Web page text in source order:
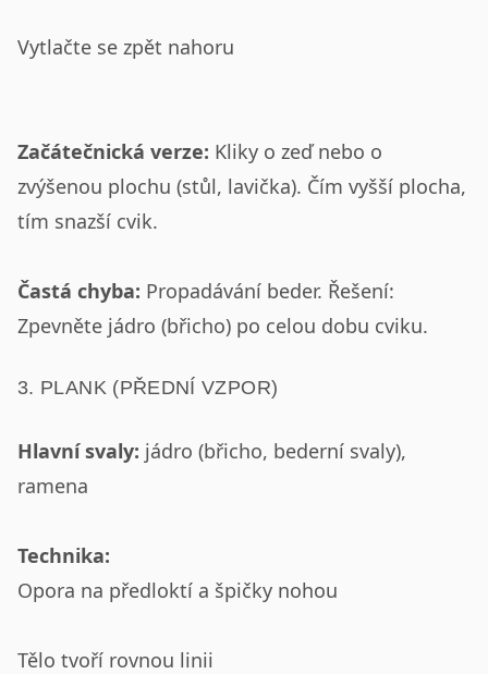
Vytlačte se zpět nahoru
Začátečnická verze: Kliky o zeď nebo o
zvýšenou plochu (stůl, lavička). Čím vyšší plocha,
tím snazší cvik.
Častá chyba: Propadávání beder. Řešení:
Zpevněte jádro (břicho) po celou dobu cviku.
3. PLANK (PŘEDNÍ VZPOR)
Hlavní svaly: jádro (břicho, bederní svaly),
ramena
Technika:
Opora na předloktí a špičky nohou
Tělo tvoří rovnou linii